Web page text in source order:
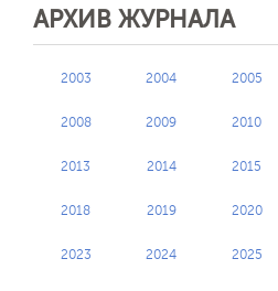
АРХИВ ЖУРНАЛА
2003 2004 2005
2008 2009 2010
2013 2014 2015
2018 2019 2020
2023 2024 2025